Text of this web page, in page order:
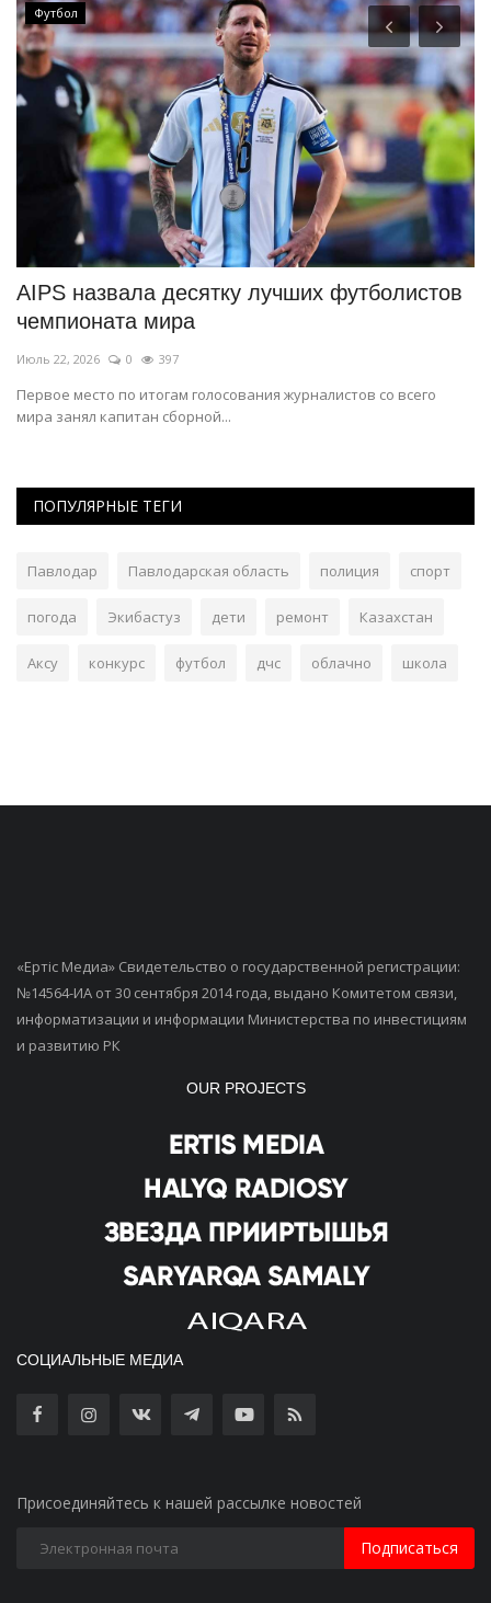
Футбол
AIPS назвала десятку лучших футболистов
чемпионата мира
Июль 22, 2026 0 397
Первое место по итогам голосования журналистов со всего
мира занял капитан сборной...
ПОПУЛЯРНЫЕ ТЕГИ
Павлодар Павлодарская область полиция спорт
погода Экибастуз дети ремонт Казахстан
Аксу конкурс футбол дчс облачно школа
«Ертiс Медиа» Свидетельство о государственной регистрации:
№14564-ИА от 30 сентября 2014 года, выдано Комитетом связи,
информатизации и информации Министерства по инвестициям
и развитию РК
OUR PROJECTS
СОЦИАЛЬНЫЕ МЕДИА
Присоединяйтесь к нашей рассылке новостей
Подписаться